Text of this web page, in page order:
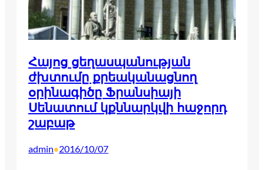
Հայոց ցեղասպանության
ժխտումը քրեականացնող
օրինագիծը Ֆրանսիայի
Սենատում կքննարկվի հաջորդ
շաբաթ
admin•2016/10/07